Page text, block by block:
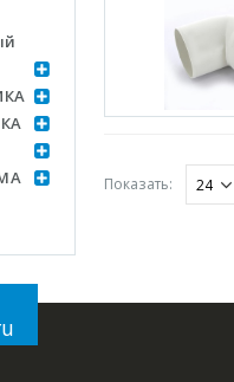
Показать: